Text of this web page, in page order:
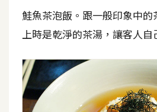
發
門
文
章
鮭魚茶泡飯。跟一般印象中
上時是乾淨的茶湯，讓客人自